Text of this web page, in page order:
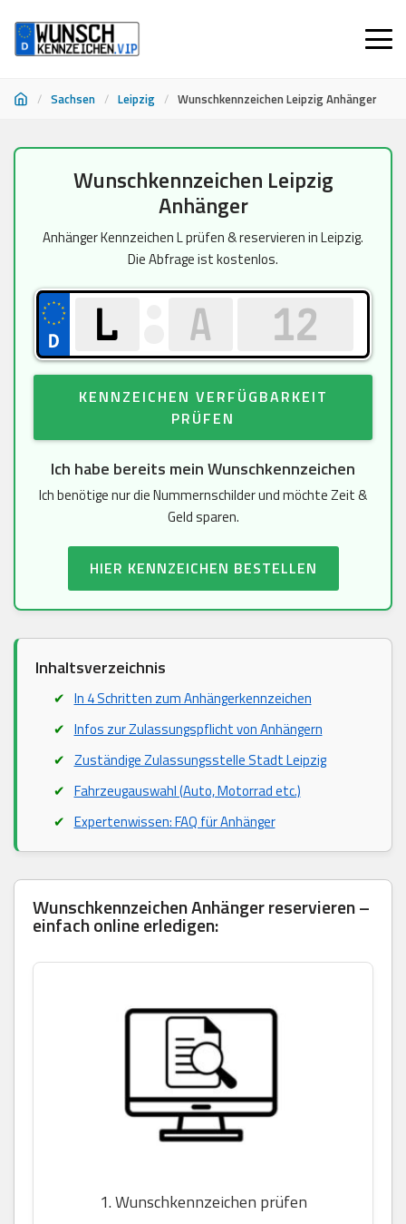
/ Sachsen / Leipzig / Wunschkennzeichen Leipzig Anhänger
Wunschkennzeichen Leipzig
Anhänger
Anhänger Kennzeichen L prüfen & reservieren in Leipzig.
Die Abfrage ist kostenlos.
KENNZEICHEN VERFÜGBARKEIT
PRÜFEN
Ich habe bereits mein Wunschkennzeichen
Ich benötige nur die Nummernschilder und möchte Zeit &
Geld sparen.
HIER KENNZEICHEN BESTELLEN
Inhaltsverzeichnis
In 4 Schritten zum Anhängerkennzeichen
Infos zur Zulassungspflicht von Anhängern
Zuständige Zulassungsstelle Stadt Leipzig
Fahrzeugauswahl (Auto, Motorrad etc.)
Expertenwissen: FAQ für Anhänger
Wunschkennzeichen Anhänger reservieren –
einfach online erledigen:
1. Wunschkennzeichen prüfen